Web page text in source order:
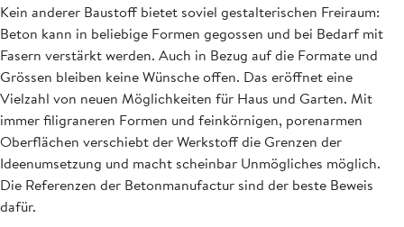
Kein anderer Baustoff bietet soviel gestalterischen Freiraum:
Beton kann in beliebige Formen gegossen und bei Bedarf mit
Fasern verstärkt werden. Auch in Bezug auf die Formate und
Grössen bleiben keine Wünsche offen. Das eröffnet eine
Vielzahl von neuen Möglichkeiten für Haus und Garten. Mit
immer filigraneren Formen und feinkörnigen, porenarmen
Oberflächen verschiebt der Werkstoff die Grenzen der
Ideenumsetzung und macht scheinbar Unmögliches möglich.
Die Referenzen der Betonmanufactur sind der beste Beweis
dafür.